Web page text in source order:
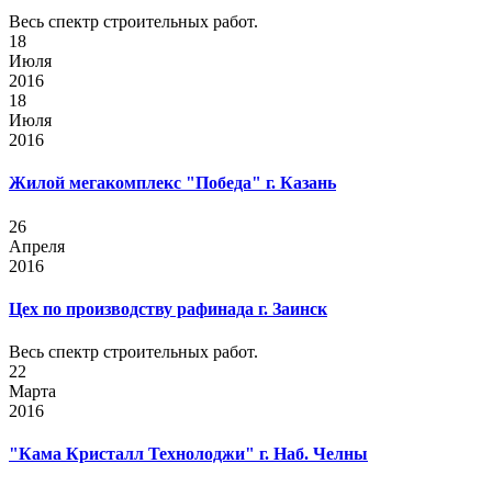
Весь спектр строительных работ.
18
Июля
2016
18
Июля
2016
Жилой мегакомплекс "Победа" г. Казань
26
Апреля
2016
Цех по производству рафинада г. Заинск
Весь спектр строительных работ.
22
Марта
2016
"Кама Кристалл Технолоджи" г. Наб. Челны